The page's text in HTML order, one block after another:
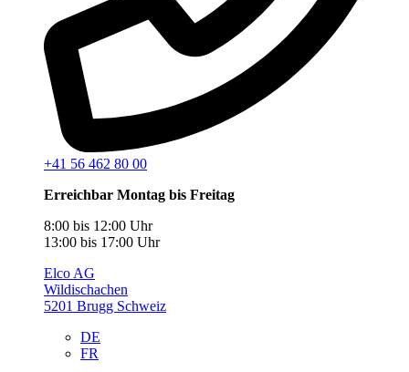
+41 56 462 80 00
Erreichbar Montag bis Freitag
8:00 bis 12:00 Uhr
13:00 bis 17:00 Uhr
Elco AG
Wildischachen
5201 Brugg Schweiz
DE
FR